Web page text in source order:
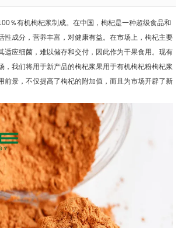
％有机枸杞浆制成。在中国，枸杞是一种超级食品和
性成分，营养丰富，对健康有益。在市场上，枸杞主要
适应细菌，难以储存和交付，因此作为干果食用。现有
，我们将用于新产品的枸杞浆果用于有机枸杞粉枸杞浆
前景，不仅提高了枸杞的附加值，而且为市场开辟了新